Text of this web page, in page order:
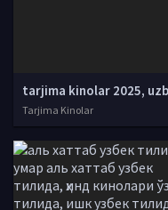
Tarjima Kinolar